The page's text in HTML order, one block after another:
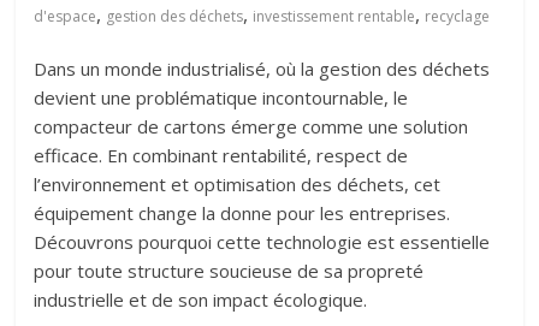
d'espace, gestion des déchets, investissement rentable, recyclage
Dans un monde industrialisé, où la gestion des déchets
devient une problématique incontournable, le
compacteur de cartons émerge comme une solution
efficace. En combinant rentabilité, respect de
l’environnement et optimisation des déchets, cet
équipement change la donne pour les entreprises.
Découvrons pourquoi cette technologie est essentielle
pour toute structure soucieuse de sa propreté
industrielle et de son impact écologique.